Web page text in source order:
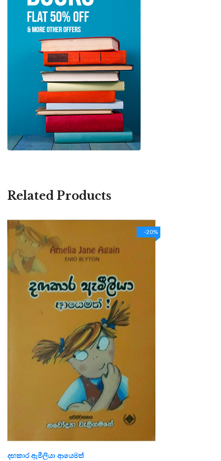
Related Products
-20%
දඟකාර ඇමීලියා ආයෙමත්